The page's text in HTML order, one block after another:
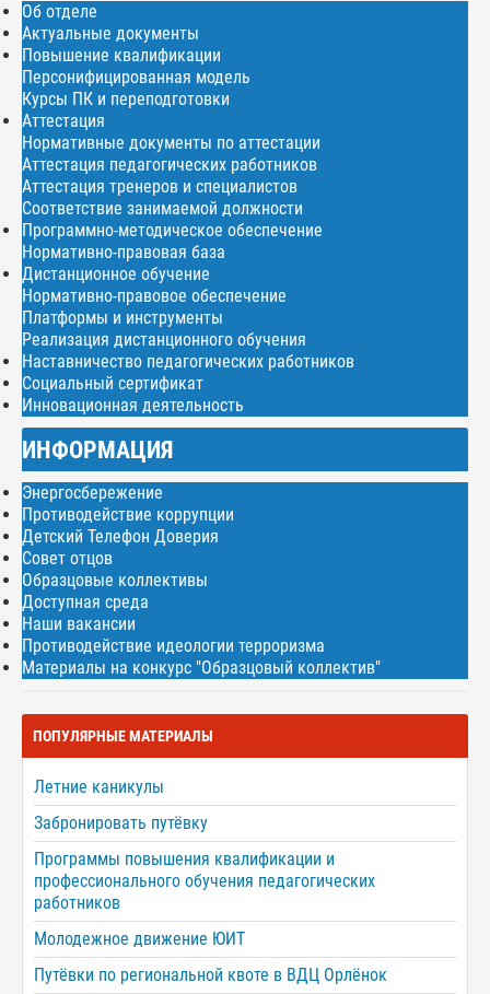
Об отделе
Актуальные документы
Повышение квалификации
Персонифицированная модель
Курсы ПК и переподготовки
Аттестация
Нормативные документы по аттестации
Аттестация педагогических работников
Аттестация тренеров и специалистов
Соответствие занимаемой должности
Программно-методическое обеспечение
Нормативно-правовая база
Дистанционное обучение
Нормативно-правовое обеспечение
Платформы и инструменты
Реализация дистанционного обучения
Наставничество педагогических работников
Социальный сертификат
Инновационная деятельность
ИНФОРМАЦИЯ
Энергосбережение
Противодействие коррупции
Детский Телефон Доверия
Совет отцов
Образцовые коллективы
Доступная среда
Наши вакансии
Противодействие идеологии терроризма
Материалы на конкурс "Образцовый коллектив"
ПОПУЛЯРНЫЕ МАТЕРИАЛЫ
Летние каникулы
Забронировать путёвку
Программы повышения квалификации и
профессионального обучения педагогических
работников
Молодежное движение ЮИТ
Путёвки по региональной квоте в ВДЦ Орлёнок